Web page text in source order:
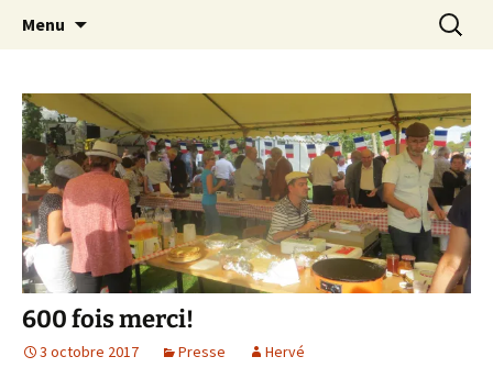
Groupe vocal "Poly-Gammes"
Bien plus qu'un choeur !
Menu
600 fois merci!
3 octobre 2017 Presse Hervé